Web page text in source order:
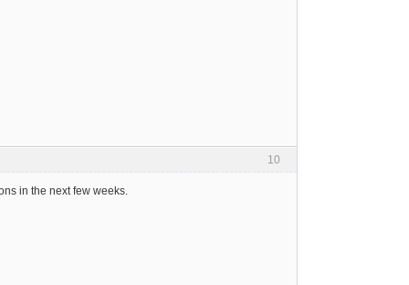
10
in the next few weeks.